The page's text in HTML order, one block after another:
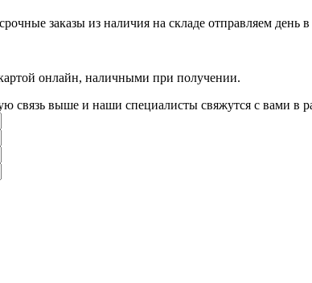
заказы из наличия на складе отправляем день
онлайн, наличными при получении.
связь выше и наши специалисты свяжутся с вами в